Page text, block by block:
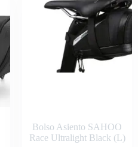
Bolso Asiento SAHOO
Race Ultralight Black (L)